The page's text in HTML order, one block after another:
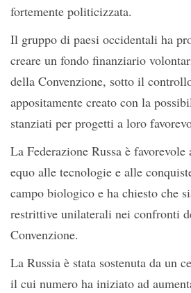
fortemente politicizzata.
Il gruppo di paesi occidentali ha
creare un fondo finanziario
della Convenzione, sotto il
appositamente creato con la
stanziati per progetti a loro
La Federazione Russa è favorevole
equo alle tecnologie e alle
campo biologico e ha chiesto che
restrittive unilaterali nei confronti
Convenzione.
La Russia è stata sostenuta da un
il cui numero ha iniziato ad